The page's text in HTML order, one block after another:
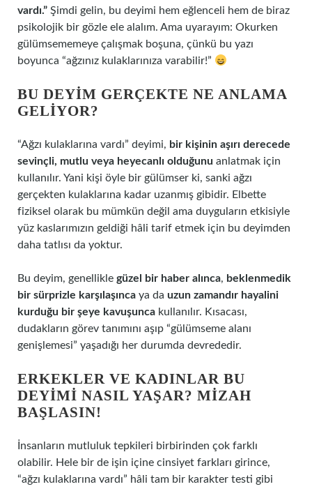
vardı.” Şimdi gelin, bu deyimi hem eğlenceli hem de biraz
psikolojik bir gözle ele alalım. Ama uyarayım: Okurken
gülümsememeye çalışmak boşuna, çünkü bu yazı
boyunca “ağzınız kulaklarınıza varabilir!”
BU DEYIM GERÇEKTE NE ANLAMA
GELIYOR?
“Ağzı kulaklarına vardı” deyimi, bir kişinin aşırı derecede
sevinçli, mutlu veya heyecanlı olduğunu anlatmak için
kullanılır. Yani kişi öyle bir gülümser ki, sanki ağzı
gerçekten kulaklarına kadar uzanmış gibidir. Elbette
fiziksel olarak bu mümkün değil ama duyguların etkisiyle
yüz kaslarımızın geldiği hâli tarif etmek için bu deyimden
daha tatlısı da yoktur.
Bu deyim, genellikle güzel bir haber alınca, beklenmedik
bir sürprizle karşılaşınca ya da uzun zamandır hayalini
kurduğu bir şeye kavuşunca kullanılır. Kısacası,
dudakların görev tanımını aşıp “gülümseme alanı
genişlemesi” yaşadığı her durumda devrededir.
ERKEKLER VE KADINLAR BU
DEYIMI NASIL YAŞAR? MIZAH
BAŞLASIN!
İnsanların mutluluk tepkileri birbirinden çok farklı
olabilir. Hele bir de işin içine cinsiyet farkları girince,
“ağzı kulaklarına vardı” hâli tam bir karakter testi gibi